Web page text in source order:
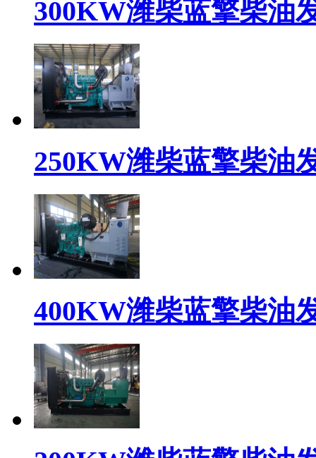
300KW潍柴蓝擎柴油
250KW潍柴蓝擎柴油
400KW潍柴蓝擎柴油